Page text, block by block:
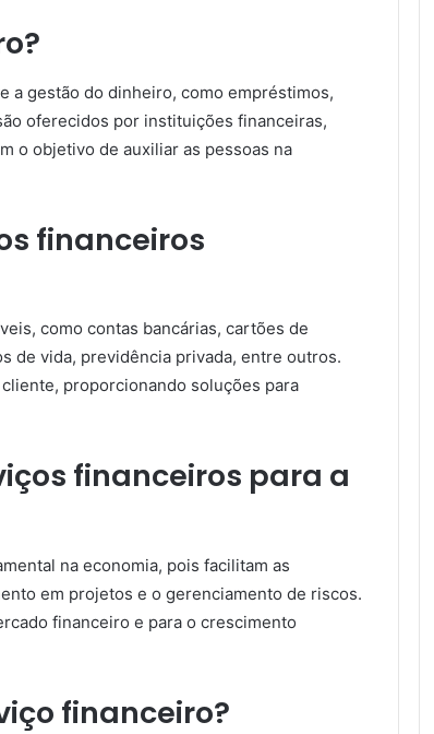
a gestão do dinheiro, como empréstimos,
oferecidos por instituições financeiras,
o objetivo de auxiliar as pessoas na
financeiros
como contas bancárias, cartões de
de vida, previdência privada, entre outros.
proporcionando soluções para
financeiros para a
na economia, pois facilitam as
em projetos e o gerenciamento de riscos.
financeiro e para o crescimento
financeiro?